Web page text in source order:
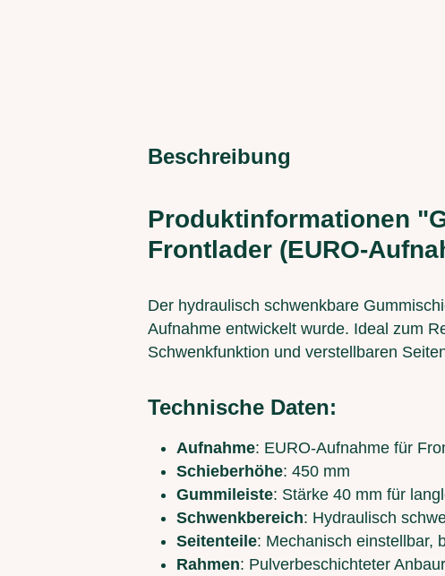
Beschreibung
Produktinformationen
Frontlader (EURO-
Der hydraulisch schwenkbare
Aufnahme entwickelt wurde. Ideal zum
Schwenkfunktion und verstellbaren
Technische Daten:
Aufnahme: EURO-Aufnahme für
Schieberhöhe: 450 mm
Gummileiste: Stärke 40 mm für
Schwenkbereich: Hydraulisch
Seitenteile: Mechanisch einstellbar,
Rahmen: Pulverbeschichteter